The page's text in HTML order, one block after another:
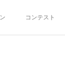
コンテスト